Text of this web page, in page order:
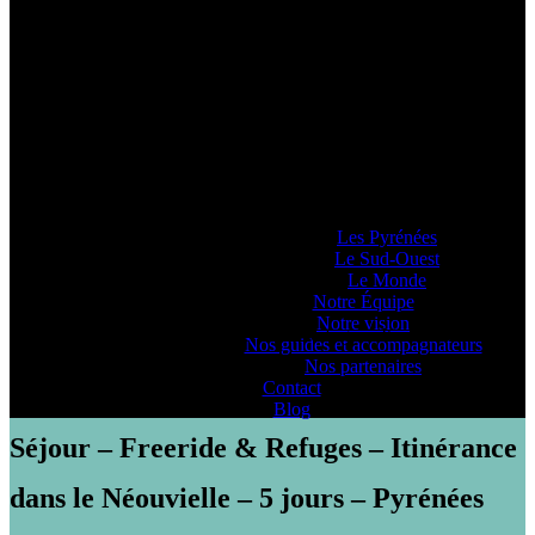
Les Pyrénées
Le Sud-Ouest
Le Monde
Notre Équipe
Notre vision
Nos guides et accompagnateurs
Nos partenaires
Contact
Blog
PYRENEANCE | Séjour - Freeride & Refuges - Itinérance dans le
Séjour – Freeride & Refuges – Itinérance
dans le Néouvielle – 5 jours – Pyrénées